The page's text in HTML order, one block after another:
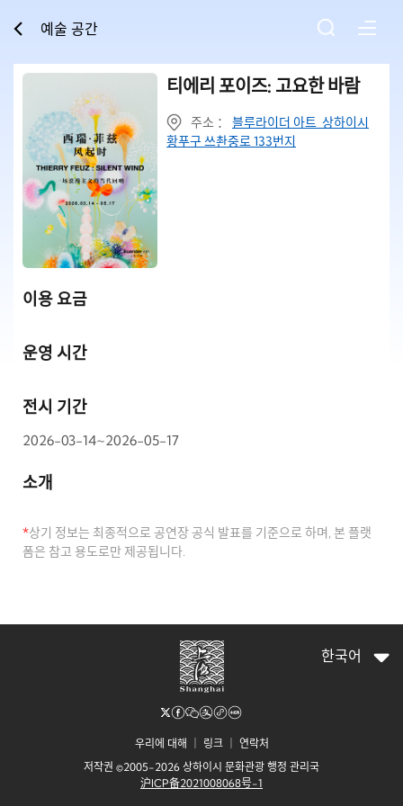
예술 공간
티에리 포이즈: 고요한 바람
주소 ： 블루라이더 아트 상하이시
황푸구 쓰촨중로 133번지
이용 요금
운영 시간
전시 기간
2026-03-14~2026-05-17
소개
*상기 정보는 최종적으로 공연장 공식 발표를 기준으로 하며, 본 플랫
폼은 참고 용도로만 제공됩니다.
우리에 대해 링크｜ 연락처
저작권 ©2005-2026 상하이시 문화관광 행정 관리국
沪ICP备2021008068号-1
한국어